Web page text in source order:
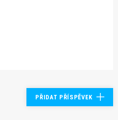
PŘIDAT PŘÍSPĚVEK